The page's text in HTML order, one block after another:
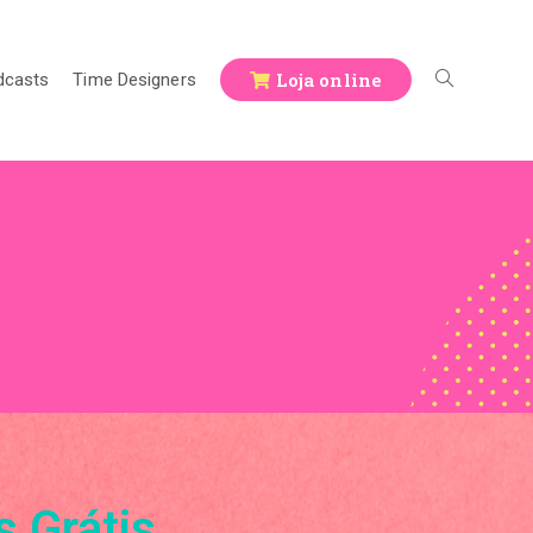
Time Designers Loja online